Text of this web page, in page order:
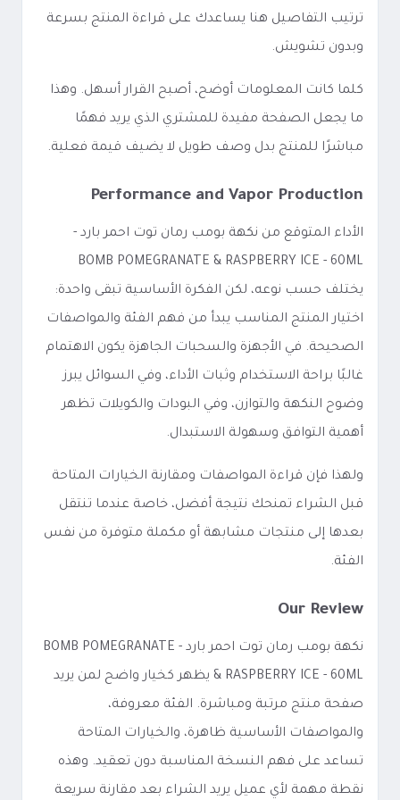
ترتيب التفاصيل هنا يساعدك على قراءة المنتج بسرعة
وبدون تشويش.
كلما كانت المعلومات أوضح، أصبح القرار أسهل. وهذا
ما يجعل الصفحة مفيدة للمشتري الذي يريد فهمًا
مباشرًا للمنتج بدل وصف طويل لا يضيف قيمة فعلية.
Performance and Vapor Production
الأداء المتوقع من نكهة بومب رمان توت احمر بارد -
BOMB POMEGRANATE & RASPBERRY ICE - 60ML
يختلف حسب نوعه، لكن الفكرة الأساسية تبقى واحدة:
اختيار المنتج المناسب يبدأ من فهم الفئة والمواصفات
الصحيحة. في الأجهزة والسحبات الجاهزة يكون الاهتمام
غالبًا براحة الاستخدام وثبات الأداء، وفي السوائل يبرز
وضوح النكهة والتوازن، وفي البودات والكويلات تظهر
أهمية التوافق وسهولة الاستبدال.
ولهذا فإن قراءة المواصفات ومقارنة الخيارات المتاحة
قبل الشراء تمنحك نتيجة أفضل، خاصة عندما تنتقل
بعدها إلى منتجات مشابهة أو مكملة متوفرة من نفس
الفئة.
Our Review
نكهة بومب رمان توت احمر بارد - BOMB POMEGRANATE
& RASPBERRY ICE - 60ML يظهر كخيار واضح لمن يريد
صفحة منتج مرتبة ومباشرة. الفئة معروفة،
والمواصفات الأساسية ظاهرة، والخيارات المتاحة
تساعد على فهم النسخة المناسبة دون تعقيد. وهذه
نقطة مهمة لأي عميل يريد الشراء بعد مقارنة سريعة